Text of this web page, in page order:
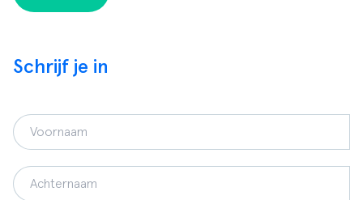
Schrijf je in